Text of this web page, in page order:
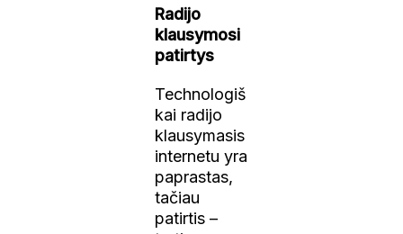
Radijo
klausymosi
patirtys
Technologiš
kai radijo
klausymasis
internetu yra
paprastas,
tačiau
patirtis –